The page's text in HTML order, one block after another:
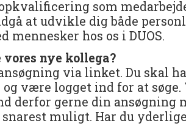
som
at udvikle dig både
mennesker hos os i DUOS.
nye kollega?
via linket. Du skal
og være logget ind for at
derfor gerne din ansøgning
muligt. Har du